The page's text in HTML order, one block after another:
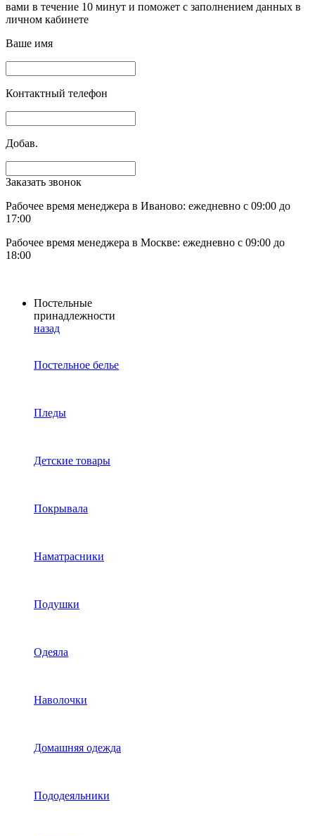
вами в течение 10 минут и поможет с заполнением данных в
личном кабинете
Ваше имя
Контактный телефон
Добав.
Заказать звонок
Рабочее время менеджера в Иваново: ежедневно с 09:00 до
17:00
Рабочее время менеджера в Москве: ежедневно с 09:00 до
18:00
Постельные
принадлежности
назад
Постельное белье
Пледы
Детские товары
Покрывала
Наматрасники
Подушки
Одеяла
Наволочки
Домашняя одежда
Пододеяльники